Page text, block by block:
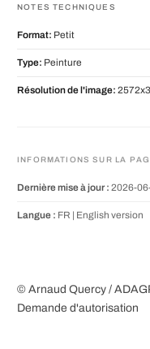
NOTES TECHNIQUES
Format: Petit
Type: Peinture
Résolution de l'image:
INFORMATIONS SUR LA
Dernière mise à jour : 2026-
Langue : FR | English version
© Arnaud Quercy /
Demande d'autorisation